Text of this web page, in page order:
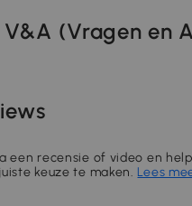
V&A (Vragen en
een recensie of video en help
keuze te maken. Lees